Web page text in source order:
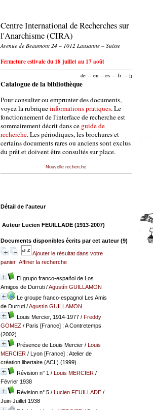
Centre International de Recherches sur
l'Anarchisme (CIRA)
Avenue de Beaumont 24 – 1012 Lausanne – Suisse
Fermeture estivale du 18 juillet au 17 août
de – en – es – fr – it
Catalogue de la bibliothèque
Pour consulter ou emprunter des documents,
voyez la rubriqueinformations pratiques. Le
fonctionnement de l'interface de recherche est
sommairement décrit dans ce guide de
recherche. Les périodiques, les brochures et
certains documents rares ou anciens sont exclus
du prêt et doivent être consultés sur place.
Nouvelle recherche
Détail de l'auteur
Auteur Lucien FEUILLADE (1913-2007)
Documents disponibles écrits par cet auteur (9)
Ajouter le résultat dans votre
panier Affiner la recherche
El grupo franco-español de Los
Amigos de Durruti/Agustín GUILLAMON
Le groupe franco-espagnol Les Amis
de Durruti/Agustín GUILLAMON
Louis Mercier, 1914-1977/ Freddy
GOMEZ/ Paris [France] : A Contretemps
(2002)
Présence de Louis Mercier/ Louis
MERCIER/ Lyon [France] : Atelier de
création libertaire (ACL) (1999)
Révision n° 1 / Louis MERCIER/
Février 1938
Révision n° 5/ Lucien FEUILLADE/
Juin-Juillet 1938